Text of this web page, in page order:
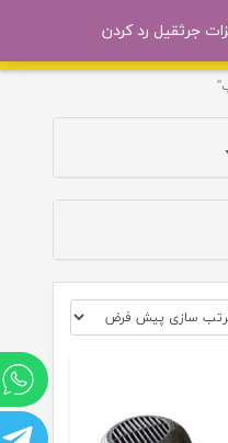
جرثقیل رد کردن